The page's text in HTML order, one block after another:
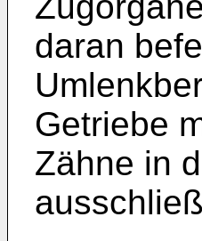
daran
Getriebe
Zähne in